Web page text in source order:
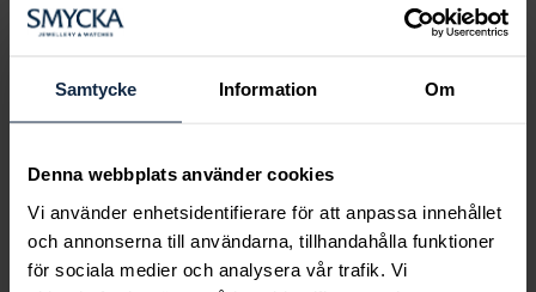
Samtycke Information Om
Denna webbplats använder cookies
Vi använder enhetsidentifierare för att anpassa innehållet
och annonserna till användarna, tillhandahålla funktioner
för sociala medier och analysera vår trafik. Vi
Natti Ring / Pearl
Pris:395 kr
395 kr
Claudia hänge VG m.
sötvattenspärla 8mm
(exkl. kedja)